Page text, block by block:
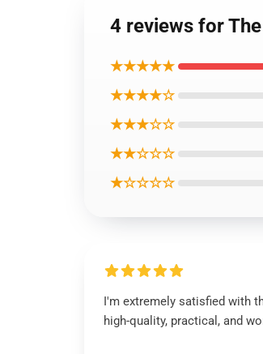
4 reviews for
★★★★★
★★★★☆
★★★☆☆
★★☆☆☆
★☆☆☆☆
I'm extremely satisfied with
high-quality, practical, and